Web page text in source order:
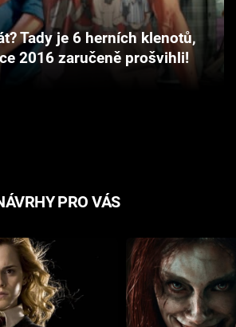
Tady je 6 herních klenotů,
2016 zaručeně prošvihli!
PRO VÁS